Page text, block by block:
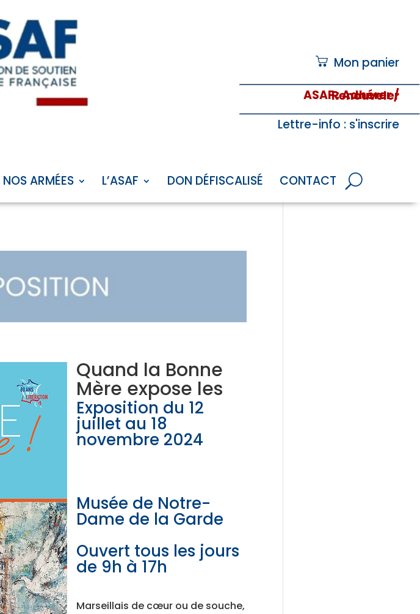
Mon panier
ASAF: Adhérer / Renouveler
Lettre-info : s'inscrire
NOS ARMÉES L’ASAF DON DÉFISCALISÉ CONTACT
Quand la Bonne
Mère expose les
Exposition du 12
juillet au 18
novembre 2024
Musée de Notre-
Dame de la Garde
Ouvert tous les jours
de 9h à 17h
Marseillais de cœur ou de souche,